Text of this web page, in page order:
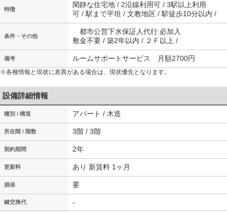
特徴
閑静な住宅地 / 2沿線利用可 / 3駅以上利用
可 / 駅まで平坦 / 文教地区 / 駅徒歩10分以内 /
条件・その他
都市公営下水保証人代行:必加入
敷金不要 / 築2年以内 / ２Ｆ以上 /
備考 ルームサポートサービス 月額2700円
※各種情報と現状に差異がある場合は、現状優先となります。
設備詳細情報
種別 / 構造 アパート / 木造
所在階 / 階数 3階 / 3階
契約期間 2年
更新料 あり 新賃料 1ヶ月
損保 要
鍵交換代 -